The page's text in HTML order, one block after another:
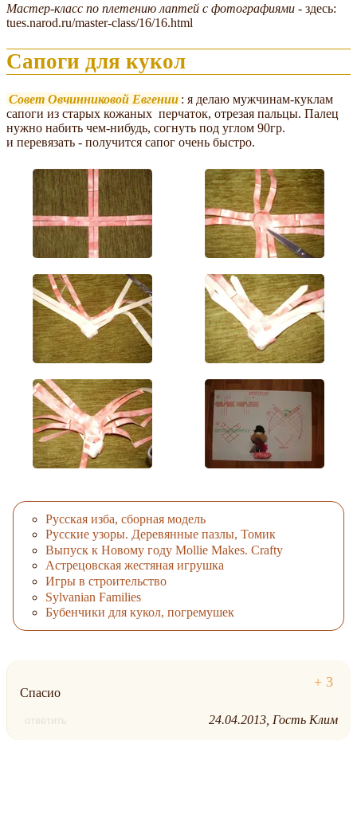
Мастер-класс по плетению лаптей с фотографиями - здесь:
tues.narod.ru/master-class/16/16.html
Сапоги для кукол
Совет Овчинниковой Евгении : я делаю мужчинам-куклам
сапоги из старых кожаных перчаток, отрезая пальцы. Палец
нужно набить чем-нибудь, согнуть под углом 90гр.
и перевязать - получится сапог очень быстро.
Русская изба, сборная модель
Русские узоры. Деревянные пазлы, Томик
Выпуск к Новому году Mollie Makes. Crafty
Астрецовская жестяная игрушка
Игры в строительство
Sylvanian Families
Бубенчики для кукол, погремушек
Спасио
ответить 24.04.2013 Гость Клим